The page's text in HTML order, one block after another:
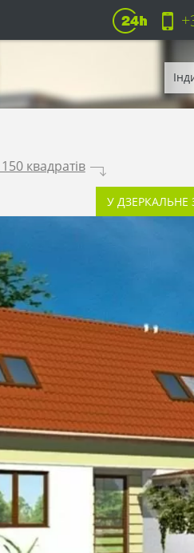
квадратів .
У